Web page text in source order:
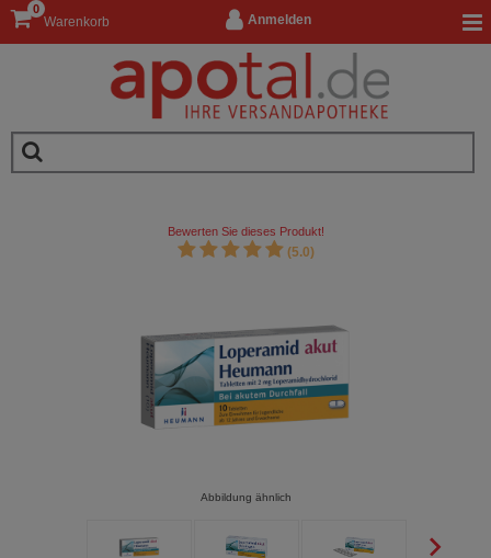
Anmelden
Warenkorb
0
Bewerten Sie dieses Produkt!
(5.0)
Abbildung ähnlich